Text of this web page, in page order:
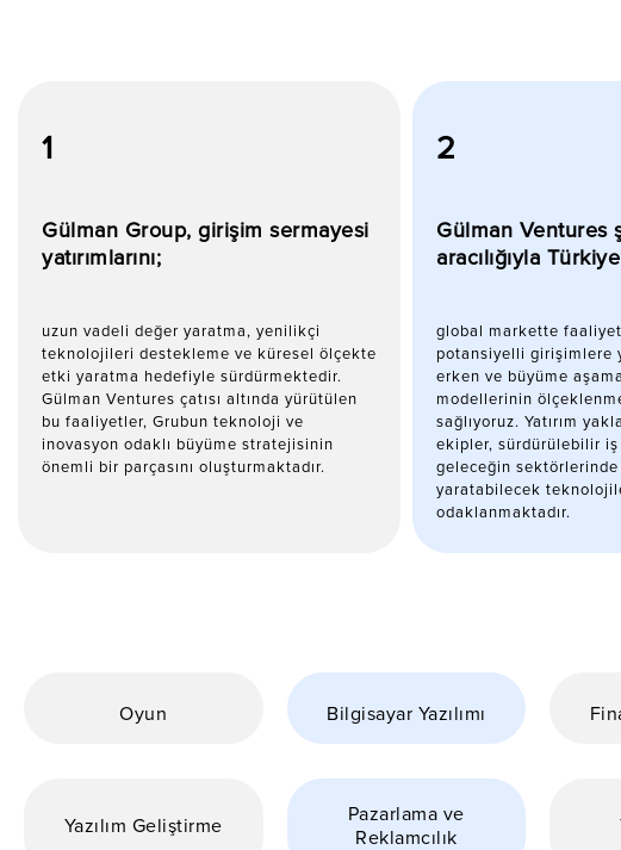
1
Gülman Group, girişim sermayesi
yatırımlarını;
uzun vadeli değer yaratma, yenilikçi
teknolojileri destekleme ve küresel ölçekte
etki yaratma hedefiyle sürdürmektedir.
Gülman Ventures çatısı altında yürütülen
bu faaliyetler, Grubun teknoloji ve
inovasyon odaklı büyüme stratejisinin
önemli bir parçasını oluşturmaktadır.
2
Gülman Ventures
aracılığıyla
global markette
potansiyelli girişimlere
erken ve büyüme
modellerinin
sağlıyoruz. Yatırım
ekipler, sürdürülebilir
geleceğin sektörlerinde
yaratabilecek
odaklanmaktadır.
Oyun Bilgisayar Yazılımı
Yazılım Geliştirme
Pazarlama ve
Reklamcılık